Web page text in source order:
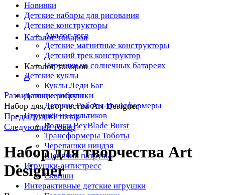
Новинки
Детские наборы для рисования
Детские конструкторы
Аналог лего
Детские магнитные конструкторы
Детский трек конструктор
Игрушки на солнечных батареях
Детские куклы
Куклы Леди Баг
Детские роботы
Детские Роботы-трансформеры
Игрушки из мультиков
Волчки BeyBlade Burst
Трансформеры Тоботы
Черепашки ниндзя
Щенячий патруль
Игрушки-антистресс
Сквиши
Интерактивные детские игрушки
Каталог товаров
Каталог товаров
×
Развивающие игрушки
Набор для творчества Art Designer
Предыдущий товар
Следующий товар
Набор для творчества Art
Designer